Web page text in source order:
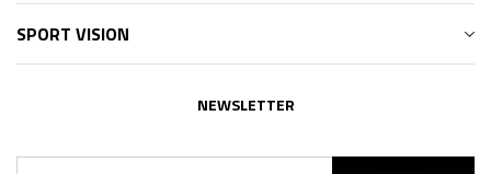
SPORT VISION
NEWSLETTER